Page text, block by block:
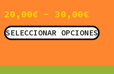
20,00€ - 30,00€
SELECCIONAR OPCIONES